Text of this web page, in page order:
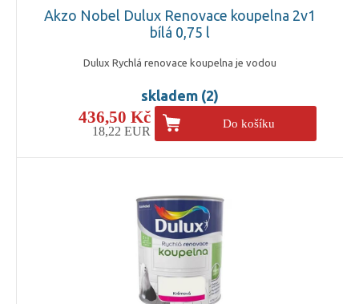
Akzo Nobel Dulux Renovace koupelna 2v1
bílá 0,75 l
Dulux Rychlá renovace koupelna je vodou
skladem (2)
436,50 Kč
18,22 EUR
Do košíku